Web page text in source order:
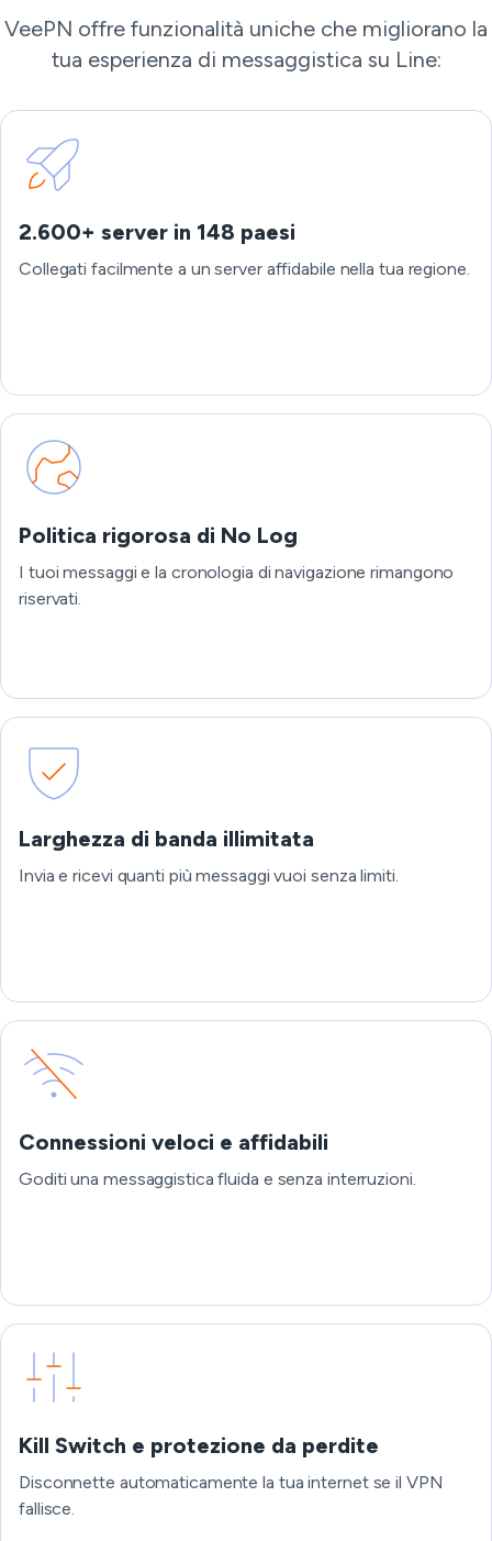
VeePN offre funzionalità uniche che migliorano la
tua esperienza di messaggistica su Line:
2.600+ server in 148 paesi
Collegati facilmente a un server affidabile nella tua regione.
Politica rigorosa di No Log
I tuoi messaggi e la cronologia di navigazione rimangono
riservati.
Larghezza di banda illimitata
Invia e ricevi quanti più messaggi vuoi senza limiti.
Connessioni veloci e affidabili
Goditi una messaggistica fluida e senza interruzioni.
Kill Switch e protezione da perdite
Disconnette automaticamente la tua internet se il VPN
fallisce.